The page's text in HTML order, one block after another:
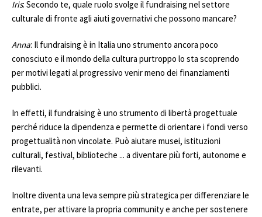
Iris: Secondo te, quale ruolo svolge il fundraising nel settore
culturale di fronte agli aiuti governativi che possono mancare?
Anna: Il fundraising è in Italia uno strumento ancora poco
conosciuto e il mondo della cultura purtroppo lo sta scoprendo
per motivi legati al progressivo venir meno dei finanziamenti
pubblici.
In effetti, il fundraising è uno strumento di libertà progettuale
perché riduce la dipendenza e permette di orientare i fondi verso
progettualità non vincolate. Può aiutare musei, istituzioni
culturali, festival, biblioteche ... a diventare più forti, autonome e
rilevanti.
Inoltre diventa una leva sempre più strategica per differenziare le
entrate, per attivare la propria community e anche per sostenere